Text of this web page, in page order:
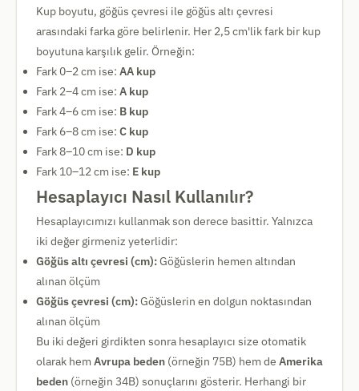
Kup boyutu, göğüs çevresi ile göğüs altı çevresi
arasındaki farka göre belirlenir. Her 2,5 cm'lik fark bir kup
boyutuna karşılık gelir. Örneğin:
Fark 0–2 cm ise: AA kup
Fark 2–4 cm ise: A kup
Fark 4–6 cm ise: B kup
Fark 6–8 cm ise: C kup
Fark 8–10 cm ise: D kup
Fark 10–12 cm ise: E kup
Hesaplayıcı Nasıl Kullanılır?
Hesaplayıcımızı kullanmak son derece basittir. Yalnızca
iki değer girmeniz yeterlidir:
Göğüs altı çevresi (cm):Göğüslerin hemen altından
alınan ölçüm
Göğüs çevresi (cm):Göğüslerin en dolgun noktasından
alınan ölçüm
Bu iki değeri girdikten sonra hesaplayıcı size otomatik
olarak hem Avrupa beden (örneğin 75B) hem de Amerika
beden (örneğin 34B) sonuçlarını gösterir. Herhangi bir